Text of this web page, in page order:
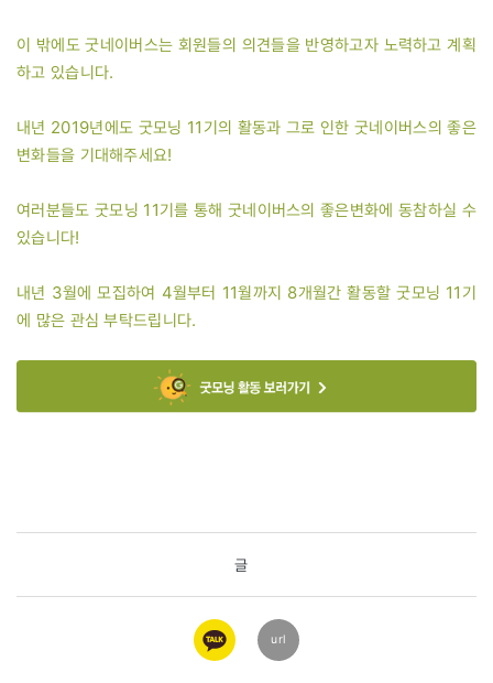
이 밖에도 굿네이버스는 회원들의 의견들을 반영하고자 노력하고 계획
하고 있습니다.
내년 2019년에도 굿모닝 11기의 활동과 그로 인한 굿네이버스의 좋은
변화들을 기대해주세요!
여러분들도 굿모닝 11기를 통해 굿네이버스의 좋은변화에 동참하실 수
있습니다!
내년 3월에 모집하여 4월부터 11월까지 8개월간 활동할 굿모닝 11기
에 많은 관심 부탁드립니다.
글
카카오
링크
url